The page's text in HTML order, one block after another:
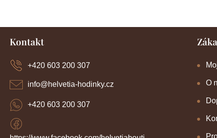
Kontakt
info@helvetia-hodinky.cz
+420 603 200 307
+420 603 200 307
O